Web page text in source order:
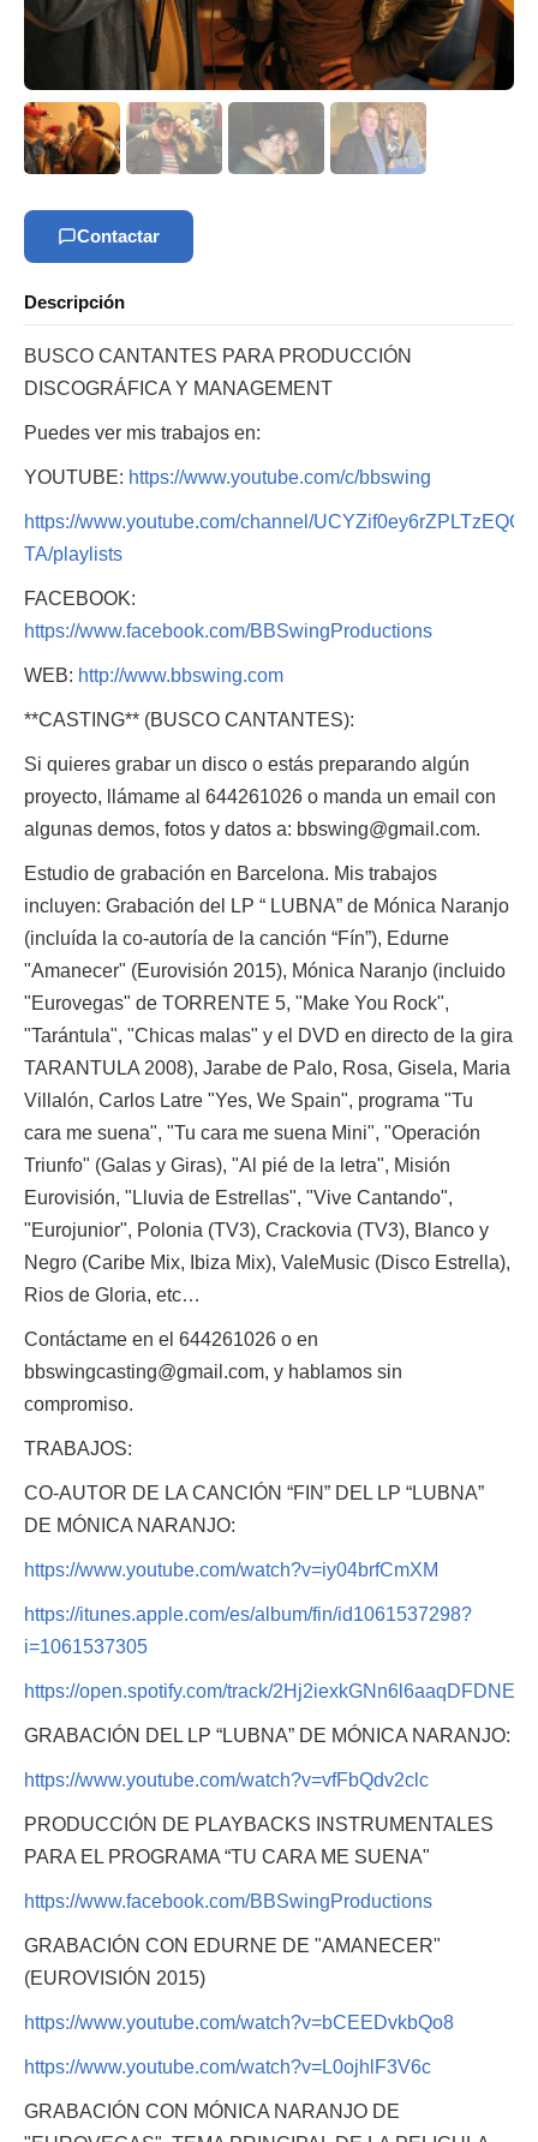
Contactar
Descripción
BUSCO CANTANTES PARA PRODUCCIÓN
DISCOGRÁFICA Y MANAGEMENT
Puedes ver mis trabajos en:
YOUTUBE: https://www.youtube.com/c/bbswing
https://www.youtube.com/channel/UCYZif0ey6rZPLTzEQGji-
TA/playlists
FACEBOOK:
https://www.facebook.com/BBSwingProductions
WEB: http://www.bbswing.com
**CASTING** (BUSCO CANTANTES):
Si quieres grabar un disco o estás preparando algún
proyecto, llámame al 644261026 o manda un email con
algunas demos, fotos y datos a: bbswing@gmail.com.
Estudio de grabación en Barcelona. Mis trabajos
incluyen: Grabación del LP “ LUBNA” de Mónica Naranjo
(incluída la co-autoría de la canción “Fín”), Edurne
"Amanecer" (Eurovisión 2015), Mónica Naranjo (incluido
"Eurovegas" de TORRENTE 5, "Make You Rock",
"Tarántula", "Chicas malas" y el DVD en directo de la gira
TARANTULA 2008), Jarabe de Palo, Rosa, Gisela, Maria
Villalón, Carlos Latre "Yes, We Spain", programa "Tu
cara me suena", "Tu cara me suena Mini", "Operación
Triunfo" (Galas y Giras), "Al pié de la letra", Misión
Eurovisión, "Lluvia de Estrellas", "Vive Cantando",
"Eurojunior", Polonia (TV3), Crackovia (TV3), Blanco y
Negro (Caribe Mix, Ibiza Mix), ValeMusic (Disco Estrella),
Rios de Gloria, etc…
Contáctame en el 644261026 o en
bbswingcasting@gmail.com, y hablamos sin
compromiso.
TRABAJOS:
CO-AUTOR DE LA CANCIÓN “FIN” DEL LP “LUBNA”
DE MÓNICA NARANJO:
https://www.youtube.com/watch?v=iy04brfCmXM
https://itunes.apple.com/es/album/fin/id1061537298?
i=1061537305
https://open.spotify.com/track/2Hj2iexkGNn6l6aaqDFDNE
GRABACIÓN DEL LP “LUBNA” DE MÓNICA NARANJO:
https://www.youtube.com/watch?v=vfFbQdv2clc
PRODUCCIÓN DE PLAYBACKS INSTRUMENTALES
PARA EL PROGRAMA “TU CARA ME SUENA"
https://www.facebook.com/BBSwingProductions
GRABACIÓN CON EDURNE DE "AMANECER"
(EUROVISIÓN 2015)
https://www.youtube.com/watch?v=bCEEDvkbQo8
https://www.youtube.com/watch?v=L0ojhlF3V6c
GRABACIÓN CON MÓNICA NARANJO DE